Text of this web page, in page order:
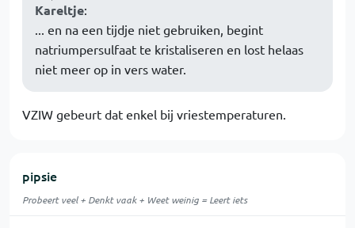
Kareltje:
... en na een tijdje niet gebruiken, begint
natriumpersulfaat te kristaliseren en lost helaas
niet meer op in vers water.
VZIW gebeurt dat enkel bij vriestemperaturen.
pipsie
Probeert veel + Denkt vaak + Weet weinig = Leert iets